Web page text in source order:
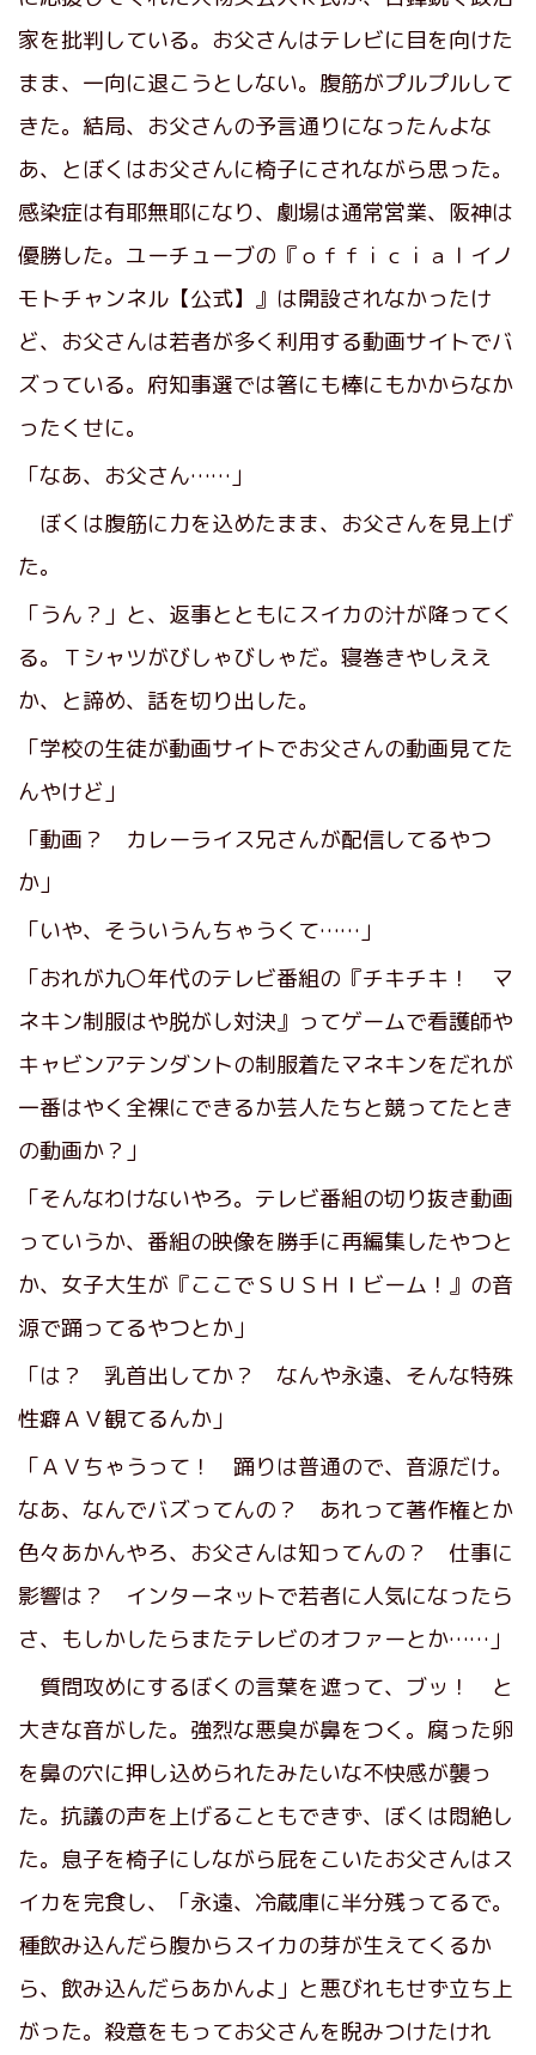
家を批判している。お父さんはテレビに目を向けた
まま、一向に退こうとしない。腹筋がプルプルして
きた。結局、お父さんの予言通りになったんよな
あ、とぼくはお父さんに椅子にされながら思った。
感染症は有耶無耶になり、劇場は通常営業、阪神は
優勝した。ユーチューブの『ｏｆｆｉｃｉａｌイノ
モトチャンネル【公式】』は開設されなかったけ
ど、お父さんは若者が多く利用する動画サイトでバ
ズっている。府知事選では箸にも棒にもかからなか
ったくせに。
「なあ、お父さん……」
ぼくは腹筋に力を込めたまま、お父さんを見上げ
た。
「うん？」と、返事とともにスイカの汁が降ってく
る。Ｔシャツがびしゃびしゃだ。寝巻きやしええ
か、と諦め、話を切り出した。
「学校の生徒が動画サイトでお父さんの動画見てた
んやけど」
「動画？ カレーライス兄さんが配信してるやつ
か」
「いや、そういうんちゃうくて……」
「おれが九〇年代のテレビ番組の『チキチキ！ マ
ネキン制服はや脱がし対決』ってゲームで看護師や
キャビンアテンダントの制服着たマネキンをだれが
一番はやく全裸にできるか芸人たちと競ってたとき
の動画か？」
「そんなわけないやろ。テレビ番組の切り抜き動画
っていうか、番組の映像を勝手に再編集したやつと
か、女子大生が『ここでＳＵＳＨＩビーム！』の音
源で踊ってるやつとか」
「は？ 乳首出してか？ なんや永遠、そんな特殊
性癖ＡＶ観てるんか」
「ＡＶちゃうって！ 踊りは普通ので、音源だけ。
なあ、なんでバズってんの？ あれって著作権とか
色々あかんやろ、お父さんは知ってんの？ 仕事に
影響は？ インターネットで若者に人気になったら
さ、もしかしたらまたテレビのオファーとか……」
質問攻めにするぼくの言葉を遮って、ブッ！ と
大きな音がした。強烈な悪臭が鼻をつく。腐った卵
を鼻の穴に押し込められたみたいな不快感が襲っ
た。抗議の声を上げることもできず、ぼくは悶絶し
た。息子を椅子にしながら屁をこいたお父さんはス
イカを完食し、「永遠、冷蔵庫に半分残ってるで。
種飲み込んだら腹からスイカの芽が生えてくるか
ら、飲み込んだらあかんよ」と悪びれもせず立ち上
がった。殺意をもってお父さんを睨みつけたけれ